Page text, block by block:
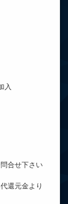
入
合せ下さい
還元金より